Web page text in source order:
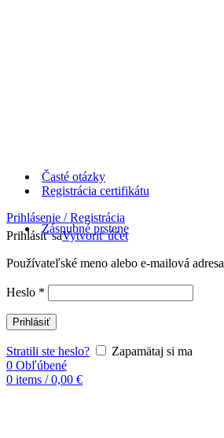
Časté otázky
Registrácia certifikátu
Prihlásenie / Registrácia
Prihlásiť saVytvoriť účet
Používateľské meno alebo e-mailová adresa
Heslo *
Prihlásiť
Stratili ste heslo?
Zapamätaj si ma
0 Obľúbené
0 items / 0,00 €
Zásnubné prstene